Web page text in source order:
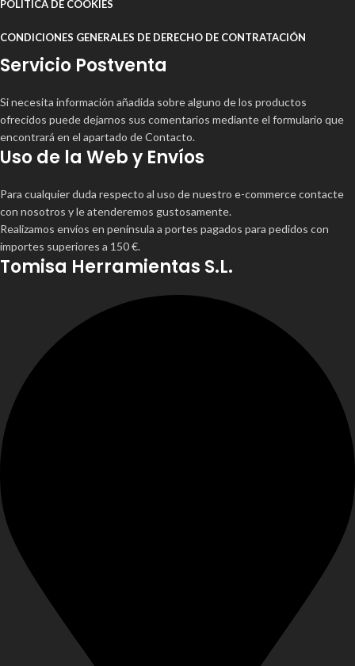
POLÍTICA DE COOKIES
CONDICIONES GENERALES DE DERECHO DE CONTRATACIÓN
Servicio Postventa
Si necesita información añadida sobre alguno de los productos
ofrecidos puede dejarnos sus comentarios mediante el formulario que
encontrará en el apartado de Contacto.
Uso de la Web y Envíos
Para cualquier duda respecto al uso de nuestro e-commerce contacte
con nosotros y le atenderemos gustosamente.
Realizamos envíos en península a portes pagados para pedidos con
importes superiores a 150 €.
Tomisa Herramientas S.L.